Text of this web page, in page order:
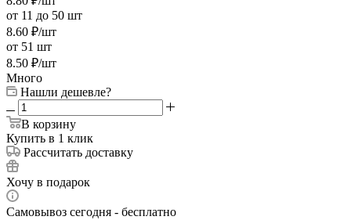
от 11 до 50 шт
8.60 ₽/шт
от 51 шт
8.50 ₽/шт
Много
Нашли дешевле?
В корзину
Купить в 1 клик
Рассчитать доставку
Хочу в подарок
Самовывоз сегодня - бесплатно